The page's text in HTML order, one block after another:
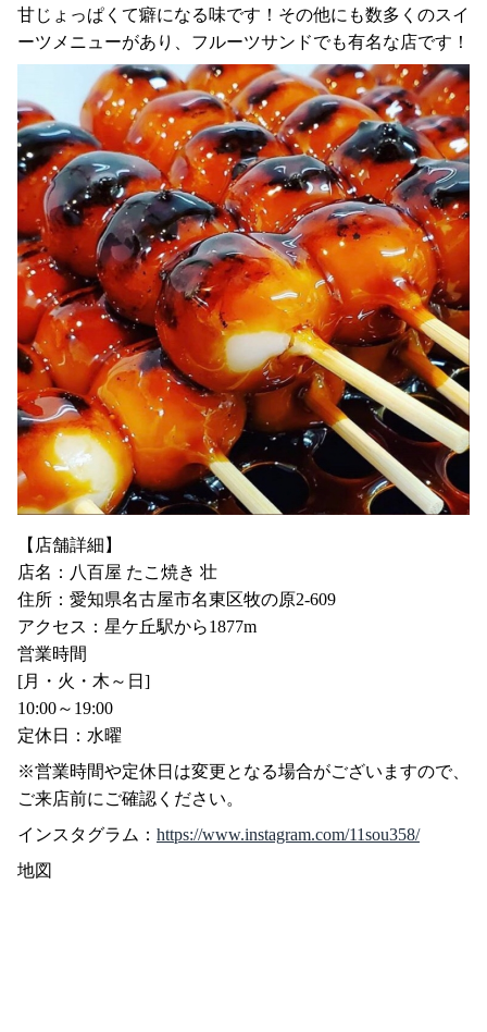
甘じょっぱくて癖になる味です！その他にも数多くのスイ
ーツメニューがあり、フルーツサンドでも有名な店です！
【店舗詳細】
店名：八百屋 たこ焼き 壮
住所：愛知県名古屋市名東区牧の原2-609
アクセス：星ケ丘駅から1877m
営業時間
[月・火・木～日]
10:00～19:00
定休日：水曜
※営業時間や定休日は変更となる場合がございますので、
ご来店前にご確認ください。
インスタグラム： https://www.instagram.com/11sou358/
地図